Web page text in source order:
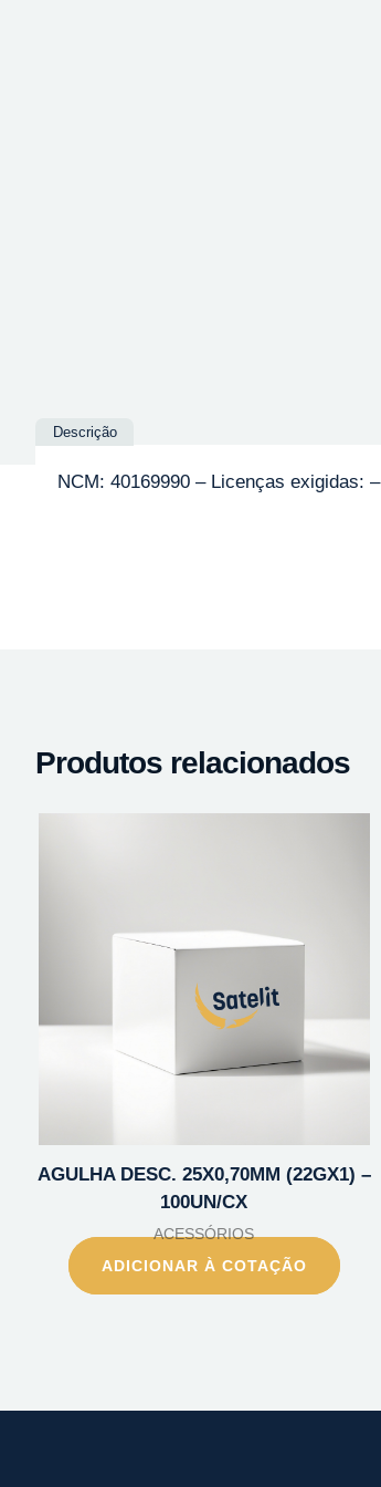
Descrição
NCM: 40169990 – Licenças exigidas: –
Produtos relacionados
AGULHA DESC. 25X0,70MM (22GX1) –
100UN/CX
ACESSÓRIOS
ADICIONAR À COTAÇÃO